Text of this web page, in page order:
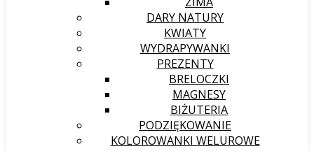
DARY NATURY
KWIATY
WYDRAPYWANKI
PREZENTY
BRELOCZKI
MAGNESY
BIŻUTERIA
PODZIĘKOWANIE
KOLOROWANKI WELUROWE